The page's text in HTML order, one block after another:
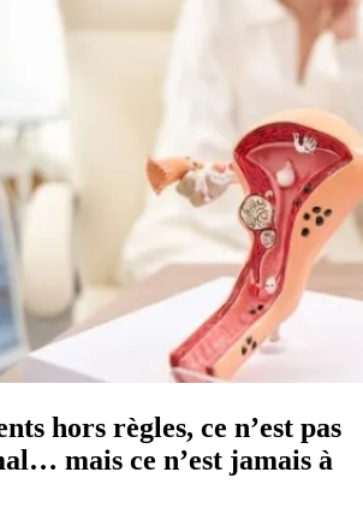
hors règles, ce n’est pas
mais ce n’est jamais à